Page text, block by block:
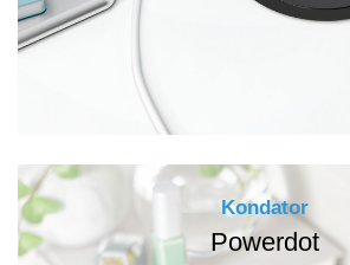
Kondator
Powerdot